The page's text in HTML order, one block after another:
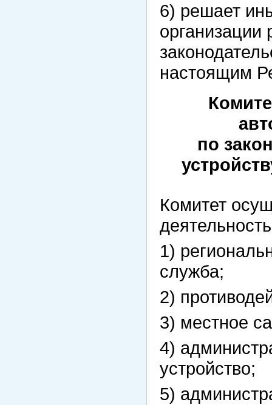
6) решает
организации
настоящим
по
Комитет
1)
служба;
2)
3) местное
4)
устройство;
5)